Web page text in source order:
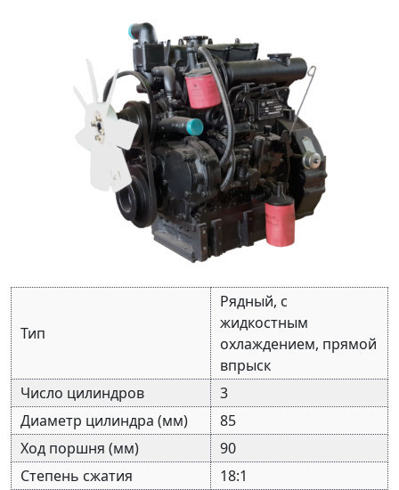
Тип
Рядный, с
жидкостным
охлаждением, прямой
впрыск
Число цилиндров
3
Диаметр цилиндра (мм)
85
Ход поршня (мм)
90
Степень сжатия
18:1